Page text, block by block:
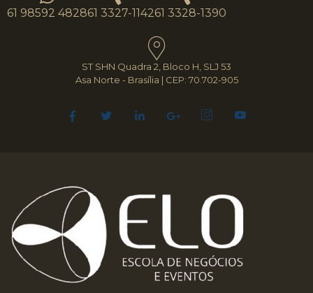
61 98592 482861 3327-114261 3328-1390
ST SHN Quadra 2, Bloco H, SLJ 53
Asa Norte - Brasília | CEP: 70.702-905